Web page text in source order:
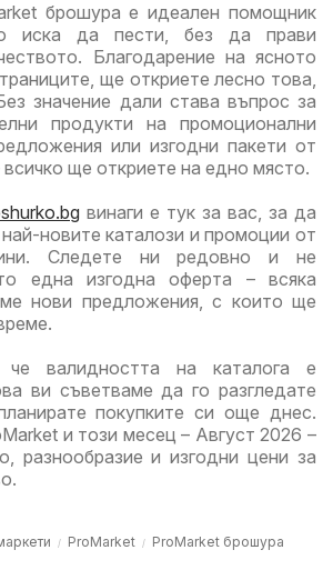
брошура е идеален помощник
иска да пести, без да прави
Благодарение на ясното
ще откриете лесно това,
значение дали става въпрос за
продукти на промоционални
или изгодни пакети от
всичко ще откриете на едно място.
винаги е тук за вас, за да
новите каталози и промоции от
Следете ни редовно и не
една изгодна оферта – всяка
нови предложения, с които ще
че валидността на каталога е
ви съветваме да го разгледате
покупките си още днес.
и този месец – Август 2026 –
разнообразие и изгодни цени за
ProMarket ProMarket брошура